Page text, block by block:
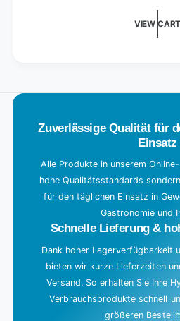
VIEW CART
Zuverlässige Qualität für
Einsatz
Alle Produkte in unserem
hohe Qualitätsstandards
für den täglichen Einsatz in
Gastronomie und
Schnelle Lieferung &
Dank hoher Lagerverfügbarkeit
bieten wir kurze Lieferzeiten
Versand. So erhalten Sie Ihre
Verbrauchsprodukte schnell
größeren